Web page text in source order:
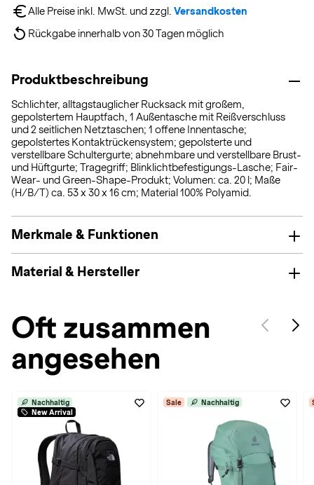
Alle Preise inkl. MwSt. und zzgl. Versandkosten
Rückgabe innerhalb von 30 Tagen möglich
Produktbeschreibung
Schlichter, alltagstauglicher Rucksack mit großem,
gepolstertem Hauptfach, 1 Außentasche mit Reißverschluss
und 2 seitlichen Netztaschen; 1 offene Innentasche;
gepolstertes Kontaktrückensystem; gepolsterte und
verstellbare Schultergurte; abnehmbare und verstellbare Brust-
und Hüftgurte; Tragegriff; Blinklichtbefestigungs-Lasche; Fair-
Wear- und Green-Shape-Produkt; Volumen: ca. 20 l; Maße
(H/B/T) ca. 53 x 30 x 16 cm; Material 100% Polyamid.
Merkmale & Funktionen
Material & Hersteller
Oft zusammen
angesehen
Nachhaltig
New Arrival
Sale Nachhaltig